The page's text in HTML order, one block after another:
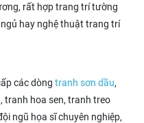
rất hợp trang trí tường
hay nghệ thuật trang trí
các dòng tranh sơn dầu,
tranh hoa sen, tranh treo
ngũ họa sĩ chuyên nghiệp,